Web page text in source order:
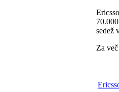
sedež
Za